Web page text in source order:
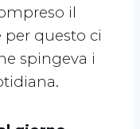
il
per questo ci
spingeva i